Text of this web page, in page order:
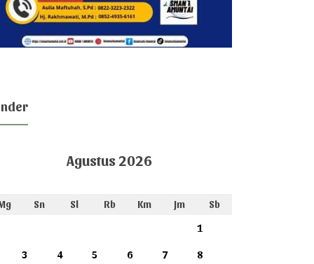
Agustus 2026
Sn Sl Rb Km Jm
Sb
1
3 4 5 6 7 8